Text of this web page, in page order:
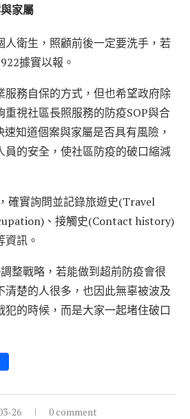
家屬
人衛生，照顧前後一定要洗手，若
據實以報。
服務自保的方式，但也希望政府除
重視社區長照服務的防疫SOP與合
知道個案與家屬是否具有風險，
員的安全，使社區防疫的破口縮減
確實詢問並記錄旅遊史(Travel
、接觸史(Contact history)
訊。
整戰略，若能做到超前防疫會很
清楚的人很多，也因此無辜被波及
犯的時候，而是大家一起堵住破口
26 0 comment